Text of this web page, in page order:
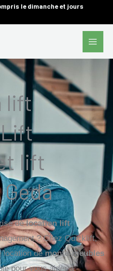
le dimanche et jours
Main
lift
lift
delocation lift
? Chez Quicklift,
location demonte-meubles
pour vous aider à